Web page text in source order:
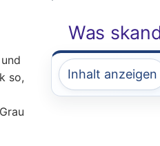
Inhalt anzeigen
Was
so,